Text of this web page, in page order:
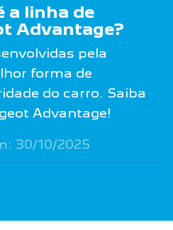
a linha de
Advantage?
pela
forma de
do carro. Saiba
Advantage!
30/10/2025